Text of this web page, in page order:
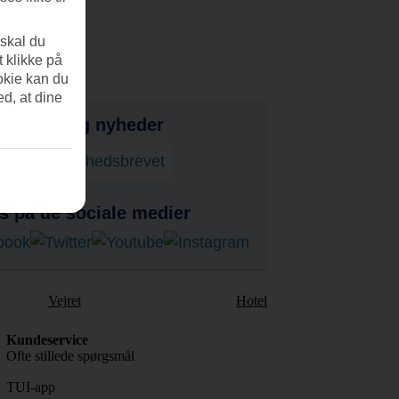
tips og nyheder
på nyhedsbrevet
på de sociale medier
Vejret Hotel
Kundeservice
Ofte stillede spørgsmål
TUI-app
du
klikke på
kan du
at dine